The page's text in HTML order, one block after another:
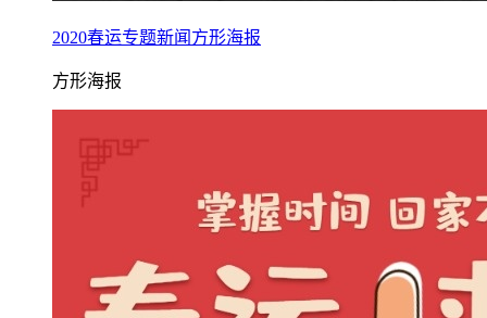
2020春运专题新闻方形海报
方形海报